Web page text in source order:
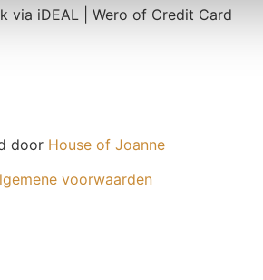
via iDEAL | Wero of Credit Card
door House of Joanne
voorwaarden